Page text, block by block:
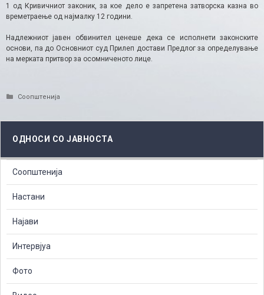
1 од Кривичниот законик, за кое дело е запретена затворска казна во
времетраење од најмалку 12 години.
Надлежниот јавен обвинител ценеше дека се исполнети законските
основи, па до Основниот суд Прилеп достави Предлог за определување
на мерката притвор за осомниченото лице.
Categories
Соопштенија
ОДНОСИ СО ЈАВНОСТА
Соопштенија
Настани
Најави
Интервјуа
Фото